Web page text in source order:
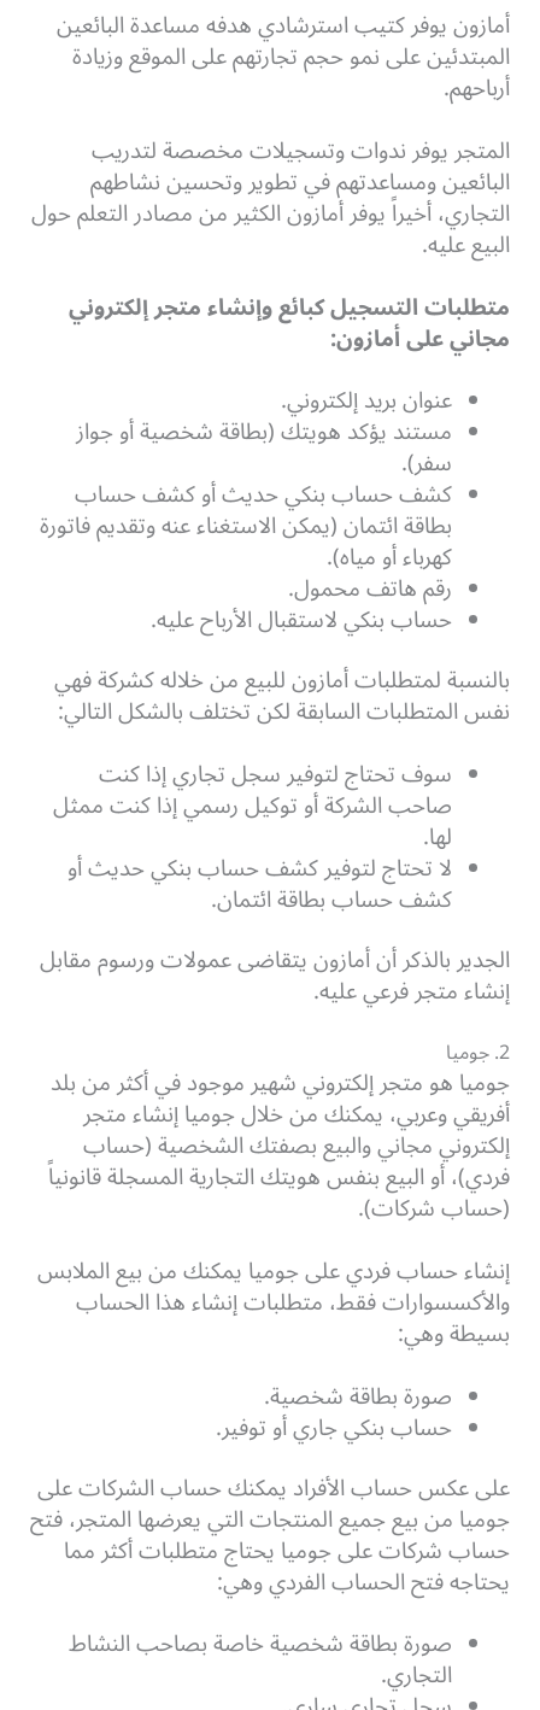
أمازون يوفر كتيب استرشادي هدفه مساعدة البائعين
المبتدئين على نمو حجم تجارتهم على الموقع وزيادة
أرباحهم.
المتجر يوفر ندوات وتسجيلات مخصصة لتدريب
البائعين ومساعدتهم في تطوير وتحسين نشاطهم
التجاري، أخيراً يوفرأمازون الكثير من مصادر التعلم حول
البيع عليه.
متطلبات التسجيل كبائع وإنشاء متجر إلكتروني
مجانيعلى أمازون:
عنوان بريد إلكتروني.
مستند يؤكد هويتك (بطاقة شخصية أو جواز
سفر).
كشف حساب بنكي حديث أو كشف حساب
بطاقة ائتمان (يمكن الاستغناء عنه وتقديم فاتورة
كهرباء أو مياه).
رقم هاتف محمول.
حساب بنكي لاستقبال الأرباح عليه.
بالنسبة لمتطلبات أمازون للبيع من خلاله كشركة فهي
نفس المتطلبات السابقة لكن تختلف بالشكل التالي:
سوف تحتاج لتوفير سجل تجاري إذا كنت
صاحب الشركة أو توكيل رسمي إذا كنت ممثل
لها.
لا تحتاج لتوفير كشف حساب بنكي حديث أو
كشف حساب بطاقة ائتمان.
الجدير بالذكر أن أمازون يتقاضى عمولات ورسوم مقابل
إنشاء متجر فرعي عليه.
2. جوميا
جوميا هو متجر إلكتروني شهير موجود في أكثر من بلد
أفريقي وعربي، يمكنك من خلال جوميا إنشاء متجر
إلكتروني مجاني والبيع بصفتك الشخصية (حساب
فردي)، أو البيع بنفس هويتك التجارية المسجلة قانونياً
(حساب شركات).
إنشاء حساب فردي على جوميا يمكنك من بيع الملابس
والأكسسوارات فقط، متطلبات إنشاء هذا الحساب
بسيطة وهي:
صورة بطاقة شخصية.
حساب بنكي جاري أو توفير.
على عكس حساب الأفراد يمكنك حساب الشركات على
جوميا من بيع جميع المنتجات التي يعرضها المتجر، فتح
حساب شركات على جوميا يحتاج متطلبات أكثر مما
يحتاجه فتح الحساب الفردي وهي:
صورة بطاقة شخصية خاصة بصاحب النشاط
التجاري.